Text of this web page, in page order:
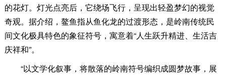
的花灯。灯光点亮后，它绕场飞行，呈现出轻盈梦幻的视觉
奇观。据介绍，鳌鱼指从鱼化龙的过渡形态，是岭南传统民
间文化极具特色的象征符号，寓意着“人生跃升精进、生活吉
庆祥和”。
“以文学化叙事，将散落的岭南符号编织成圆梦故事，展